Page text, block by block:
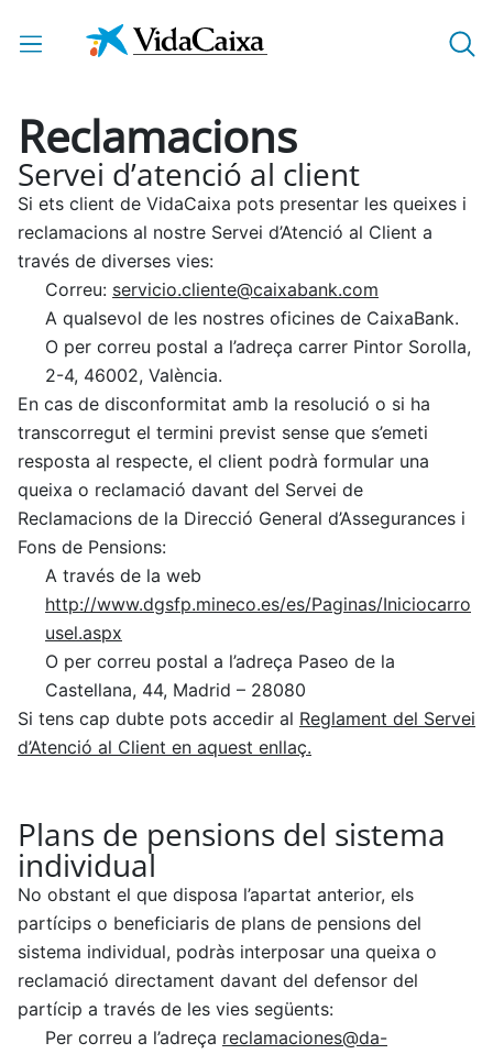
Salta al contingut principal
Reclamacions
Servei d’atenció al client
Si ets client de VidaCaixa pots presentar les queixes i
reclamacions al nostre Servei d’Atenció al Client a
través de diverses vies:
Correu: servicio.cliente@caixabank.com
A qualsevol de les nostres oficines de CaixaBank.
O per correu postal a l’adreça carrer Pintor Sorolla,
2-4, 46002, València.
En cas de disconformitat amb la resolució o si ha
transcorregut el termini previst sense que s’emeti
resposta al respecte, el client podrà formular una
queixa o reclamació davant del Servei de
Reclamacions de la Direcció General d’Assegurances i
Fons de Pensions:
A través de la web
http://www.dgsfp.mineco.es/es/Paginas/Iniciocarro
usel.aspx
O per correu postal a l’adreça Paseo de la
Castellana, 44, Madrid – 28080
Si tens cap dubte pots accedir al Reglament del Servei
d’Atenció al Client en aquest enllaç.
Plans de pensions del sistema
individual
No obstant el que disposa l’apartat anterior, els
partícips o beneficiaris de plans de pensions del
sistema individual, podràs interposar una queixa o
reclamació directament davant del defensor del
partícip a través de les vies següents:
Per correu a l’adreça reclamaciones@da-